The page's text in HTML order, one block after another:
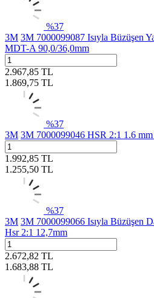
%37
3M 3M 7000099087 Isıyla Büzüşen
MDT-A 90,0/36,0mm
2.967,85 TL
1.869,75 TL
%37
3M 3M 7000099046 HSR 2:1 1.6
1.992,85 TL
1.255,50 TL
%37
3M 3M 7000099066 Isıyla Büzüşen
Hsr 2:1 12,7mm
2.672,82 TL
1.683,88 TL